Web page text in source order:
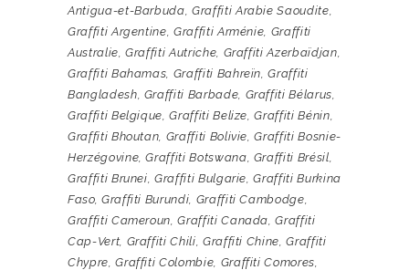
Antigua-et-Barbuda,Graffiti Arabie Saoudite,
Graffiti Argentine,Graffiti Arménie, Graffiti
Australie,Graffiti Autriche, Graffiti Azerbaïdjan,
Graffiti Bahamas, Graffiti Bahreïn,Graffiti
Bangladesh, Graffiti Barbade, Graffiti Bélarus,
Graffiti Belgique,Graffiti Belize,Graffiti Bénin,
Graffiti Bhoutan, Graffiti Bolivie,Graffiti Bosnie-
Herzégovine,Graffiti Botswana, Graffiti Brésil,
Graffiti Brunei,Graffiti Bulgarie,Graffiti Burkina
Faso, Graffiti Burundi, Graffiti Cambodge,
Graffiti Cameroun,Graffiti Canada,Graffiti
Cap-Vert, Graffiti Chili, Graffiti Chine,Graffiti
Chypre,Graffiti Colombie, Graffiti Comores,